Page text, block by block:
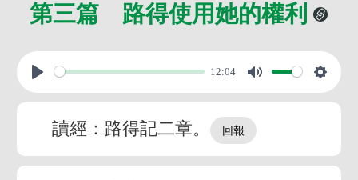
第三篇 路得使用她的權利
12:04
讀經：路得記二章。